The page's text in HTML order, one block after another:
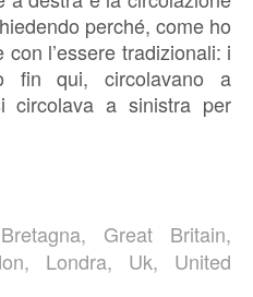
perché, come ho
l’essere tradizionali: i
fin qui, circolavano a
circolava a sinistra per
, Great Britain,
, Londra, Uk, United